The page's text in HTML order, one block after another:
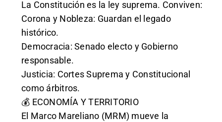
La Constitución es la ley suprema. Conviven:
Corona y Nobleza: Guardan el legado
histórico.
Democracia: Senado electo y Gobierno
responsable.
Justicia: Cortes Suprema y Constitucional
como árbitros.
💰 ECONOMÍA Y TERRITORIO
El Marco Mareliano (MRM) mueve la